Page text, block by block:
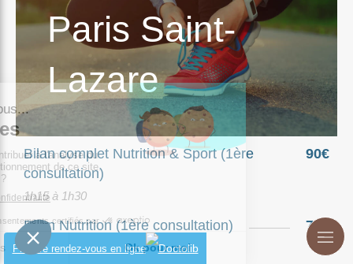
Paris Saint-
Lazare
90€
Bilan complet Nutrition & Sport (1ère
consultation)
1h15 à 1h30
70€
Bilan Nutrition (1ère consultation)
45min à 1h
Prendre rendez-vous en ligne